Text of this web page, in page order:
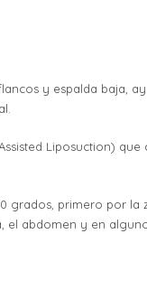
y espalda baja,
Liposuction)
grados, primero por la
abdomen y en